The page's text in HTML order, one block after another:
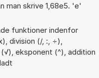
man skrive 1,68e5. 'e'
funktioner indenfor
division (/, :, ÷),
eksponent (^), addition